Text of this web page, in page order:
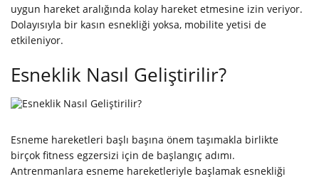
uygun hareket aralığında kolay hareket etmesine izin veriyor.
Dolayısıyla bir kasın esnekliği yoksa, mobilite yetisi de
etkileniyor.
Esneklik Nasıl Geliştirilir?
Esneme hareketleri başlı başına önem taşımakla birlikte
birçok fitness egzersizi için de başlangıç adımı.
Antrenmanlara esneme hareketleriyle başlamak esnekliği